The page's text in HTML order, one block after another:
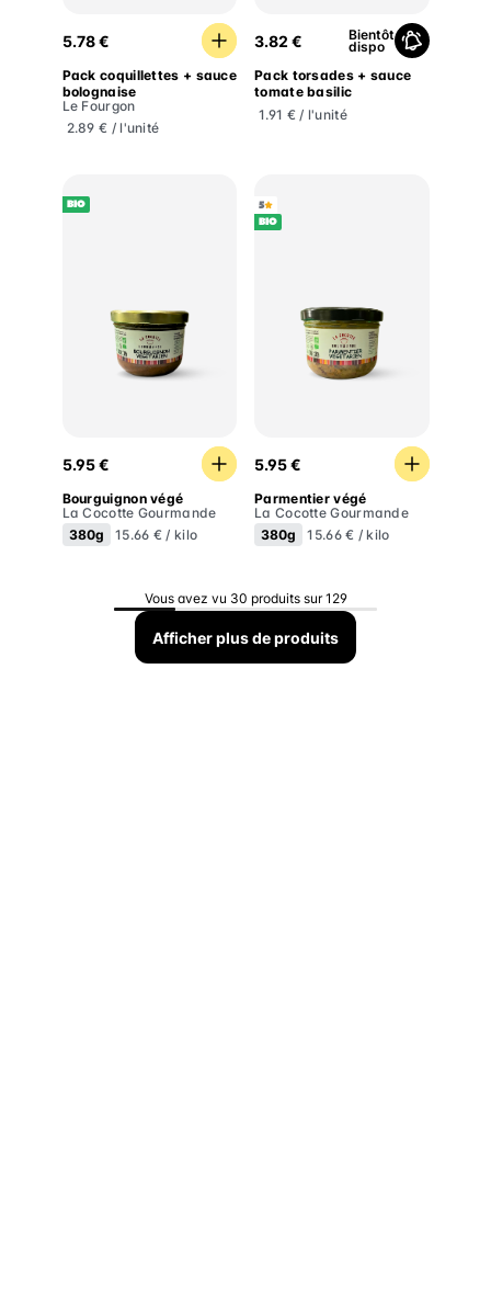
Pack coquillettes + sauce bolognaise
5.78 €
Pack coquillettes + sauce
bolognaise
Le Fourgon
2.89 € / l'unité
Pack torsades + sauce
3.82 € Bientôt
dispo
Pack torsades + sauce
tomate basilic
1.91 € / l'unité
BIO
Bourguignon végé
5.95 €
Bourguignon végé
La Cocotte Gourmande
380g
15.66 € / kilo
5
BIO
5.95 €
Parmentier végé
La Cocotte Gourmande
380g
15.66 € / kilo
Vous avez vu 30 produits sur 129
Afficher plus de produits